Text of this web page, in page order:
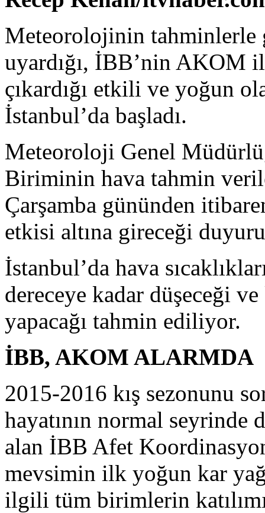
Meteorolojinin tahminlerle
uyardığı, İBB’nin AKOM
çıkardığı etkili ve yoğun
İstanbul’da başladı.
Meteoroloji Genel
Biriminin hava tahmin
Çarşamba gününden
etkisi altına gireceği
İstanbul’da hava
dereceye kadar düşeceği ve
yapacağı tahmin ediliyor.
İBB, AKOM ALARMDA
2015-2016 kış sezonunu
hayatının normal
alan İBB Afet
mevsimin ilk yoğun kar
ilgili tüm birimlerin